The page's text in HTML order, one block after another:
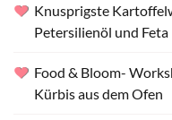
Knusprigste
Petersilienöl und Feta
Food & Bloom-
Kürbis aus dem Ofen